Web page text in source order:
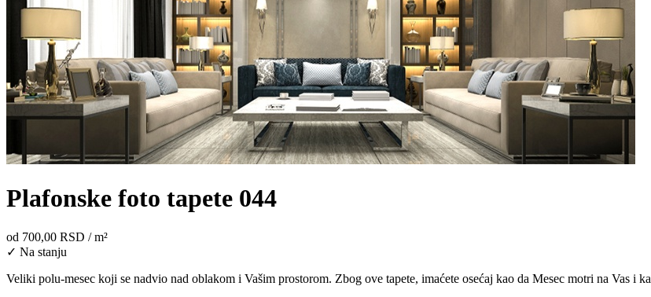
Plafonske foto tapete 044
od 700,00 RSD / m²
✓ Na stanju
Veliki polu-mesec koji se nadvio nad oblakom i Vašim prostorom. Zbog ove tapete, imaćete osećaj kao da Mesec motri na Vas i